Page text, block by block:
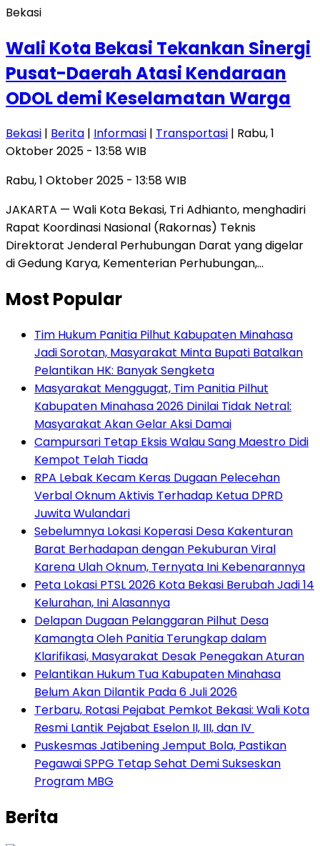
Bekasi
Wali Kota Bekasi Tekankan Sinergi
Pusat-Daerah Atasi Kendaraan
ODOL demi Keselamatan Warga
Bekasi | Berita | Informasi | Transportasi | Rabu, 1
Oktober 2025 - 13:58 WIB
Rabu, 1 Oktober 2025 - 13:58 WIB
JAKARTA — Wali Kota Bekasi, Tri Adhianto, menghadiri
Rapat Koordinasi Nasional (Rakornas) Teknis
Direktorat Jenderal Perhubungan Darat yang digelar
di Gedung Karya, Kementerian Perhubungan,…
Most Popular
Tim Hukum Panitia Pilhut Kabupaten Minahasa
Jadi Sorotan, Masyarakat Minta Bupati Batalkan
Pelantikan HK: Banyak Sengketa
Masyarakat Menggugat, Tim Panitia Pilhut
Kabupaten Minahasa 2026 Dinilai Tidak Netral:
Masyarakat Akan Gelar Aksi Damai
Campursari Tetap Eksis Walau Sang Maestro Didi
Kempot Telah Tiada
RPA Lebak Kecam Keras Dugaan Pelecehan
Verbal Oknum Aktivis Terhadap Ketua DPRD
Juwita Wulandari
Sebelumnya Lokasi Koperasi Desa Kakenturan
Barat Berhadapan dengan Pekuburan Viral
Karena Ulah Oknum, Ternyata Ini Kebenarannya
Peta Lokasi PTSL 2026 Kota Bekasi Berubah Jadi 14
Kelurahan, Ini Alasannya
Delapan Dugaan Pelanggaran Pilhut Desa
Kamangta Oleh Panitia Terungkap dalam
Klarifikasi, Masyarakat Desak Penegakan Aturan
Pelantikan Hukum Tua Kabupaten Minahasa
Belum Akan Dilantik Pada 6 Juli 2026
‎Terbaru, Rotasi Pejabat Pemkot Bekasi: Wali Kota
Resmi Lantik Pejabat Eselon II, III, dan IV ‎
Puskesmas Jatibening Jemput Bola, Pastikan
Pegawai SPPG Tetap Sehat Demi Sukseskan
Program MBG
Berita